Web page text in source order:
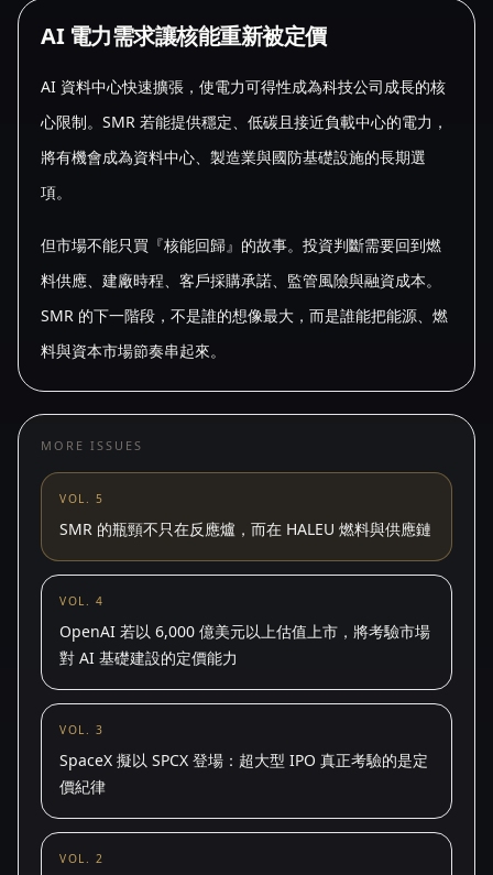
AI 電力需求讓核能重新被定價
AI 資料中心快速擴張，使電力可得性成為科技公司成長的核
心限制。SMR 若能提供穩定、低碳且接近負載中心的電力，
將有機會成為資料中心、製造業與國防基礎設施的長期選
項。
但市場不能只買『核能回歸』的故事。投資判斷需要回到燃
料供應、建廠時程、客戶採購承諾、監管風險與融資成本。
SMR 的下一階段，不是誰的想像最大，而是誰能把能源、燃
料與資本市場節奏串起來。
MORE ISSUES
VOL. 5
SMR 的瓶頸不只在反應爐，而在 HALEU 燃料與供應鏈
VOL. 4
OpenAI 若以 6,000 億美元以上估值上市，將考驗市場
對 AI 基礎建設的定價能力
VOL. 3
SpaceX 擬以 SPCX 登場：超大型 IPO 真正考驗的是定
價紀律
VOL. 2